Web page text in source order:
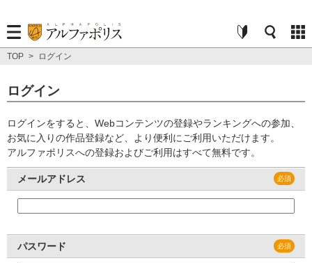
TOP > ログイン
ログイン
ログインをすると、Webコンテンツの登録やランキングへの参加、
お気に入りの作品登録など、より便利にご利用いただけます。
アルファポリスへの登録およびご利用はすべて無料です。
メールアドレス
パスワード